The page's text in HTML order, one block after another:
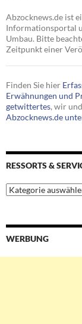
Abzocknews.de ist
Informationsportal
Umbau. Bitte
Zeitpunkt einer
Finden Sie hier
Erwähnungen und
getwittertes, wir und
Abzocknews.de
RESSORTS &
Ressorts
&
WERBUNG